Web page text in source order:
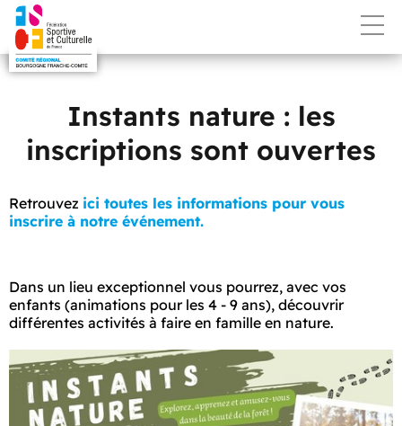
Instants nature : les
inscriptions sont ouvertes
Retrouvez ici toutes les informations pour vous
inscrire à notre événement.
Dans un lieu exceptionnel vous pourrez, avec vos
enfants (animations pour les 4 - 9 ans), découvrir
différentes activités à faire en famille en nature.